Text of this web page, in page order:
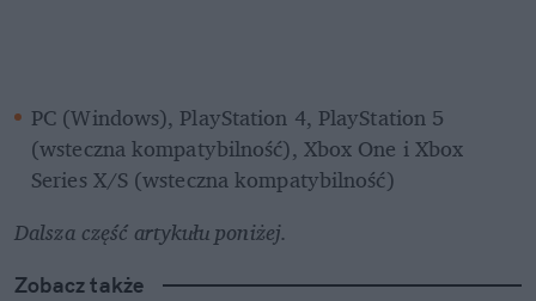
PC (Windows), PlayStation 4, PlayStation 5
(wsteczna kompatybilność), Xbox One i Xbox
Series X/S (wsteczna kompatybilność)
Dalsza część artykułu poniżej.
Zobacz także